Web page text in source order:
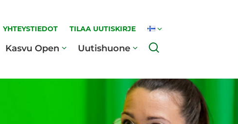
YHTEYSTIEDOT TILAA UUTISKIRJE
Kasvu Open Uutishuone